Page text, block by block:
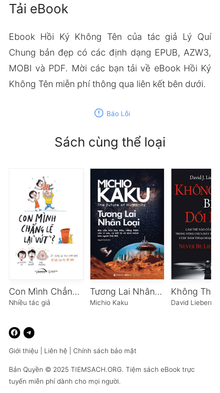
Tải eBook
Ebook Hồi Ký Không Tên của tác giả Lý Quí
Chung bản đẹp có các định dạng EPUB, AZW3,
MOBI và PDF. Mời các bạn tải về eBook Hồi Ký
Không Tên miễn phí thông qua liên kết bên dưới.
report Báo Lỗi
Sách cùng thể loại
Con Mình Chẳng Lẽ Lại Vứt
Nhiều tác giả
Tương Lai Nhân Loại
Michio Kaku David
Giới thiệu Liên hệ Chính sách bảo mật
Bản Quyền © 2025 TIEMSACH.ORG. Tiệm sách eBook trực
tuyến miễn phí dành cho mọi người.